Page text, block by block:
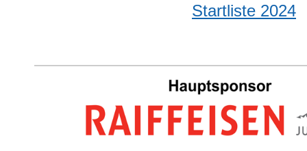
Startliste 2024